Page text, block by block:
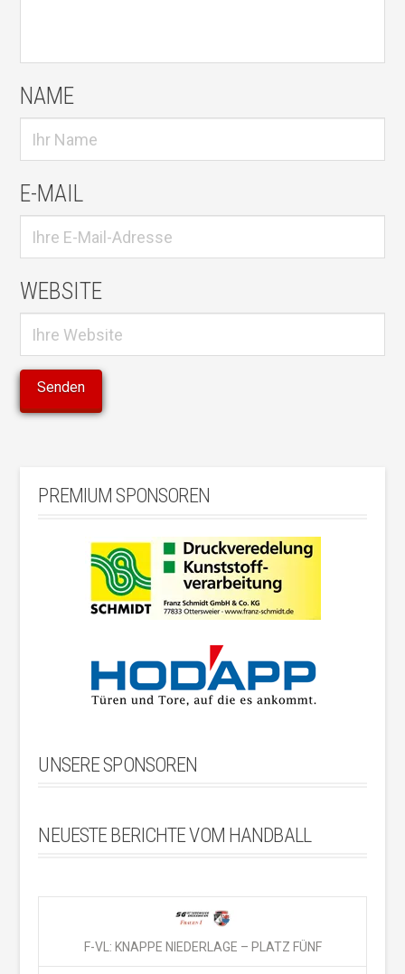
NAME
E-MAIL
WEBSITE
PREMIUM SPONSOREN
UNSERE SPONSOREN
NEUESTE BERICHTE VOM HANDBALL
F-VL: KNAPPE NIEDERLAGE – PLATZ FÜNF